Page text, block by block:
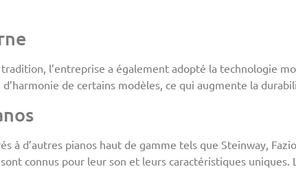
l’entreprise a également adopté la technologie
de certains modèles, ce qui augmente la
à d’autres pianos haut de gamme tels que Steinway,
connus pour leur son et leurs caractéristiques uniques.